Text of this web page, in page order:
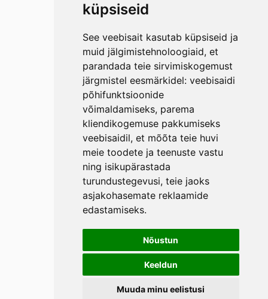
küpsiseid
See veebisait kasutab küpsiseid ja
muid jälgimistehnoloogiaid, et
parandada teie sirvimiskogemust
järgmistel eesmärkidel: veebisaidi
põhifunktsioonide
võimaldamiseks, parema
kliendikogemuse pakkumiseks
veebisaidil, et mõõta teie huvi
meie toodete ja teenuste vastu
ning isikupärastada
turundustegevusi, teie jaoks
asjakohasemate reklaamide
edastamiseks.
Nõustun
Keeldun
Muuda minu eelistusi